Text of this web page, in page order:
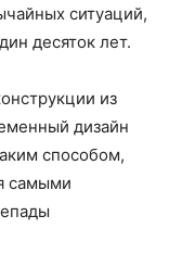
ситуаций,
десяток лет.
из
дизайн
способом,
самыми